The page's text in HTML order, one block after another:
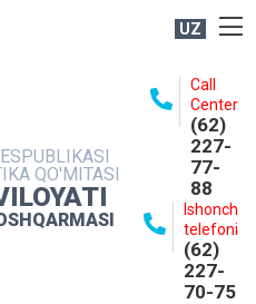
UZ
QO'MITASI
Call
Center
(62)
227-
77-
88
Ishonch
telefoni
(62)
227-
70-75
XIZMATLAR
XIZMATI